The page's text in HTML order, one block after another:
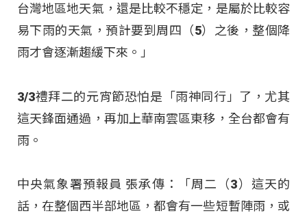
台灣地區地天氣，還是比較不穩定，是屬於比較容
易下雨的天氣，預計要到周四（5）之後，整個降
雨才會逐漸趨緩下來。」​
3/3禮拜二的元宵節恐怕是「雨神同行」了，尤其
這天鋒面通過，再加上華南雲區東移，全台都會有
雨。
中央氣象署預報員 張承傳：「周二（3）這天的
話，在整個西半部地區，都會有一些短暫陣雨，或